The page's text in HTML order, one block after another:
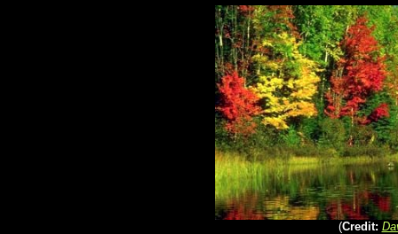
(Credit: